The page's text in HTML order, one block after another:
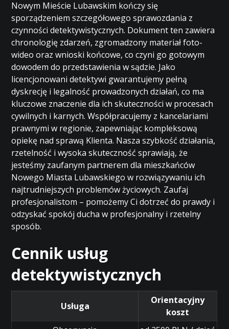
Nowym Mieście Lubawskim kończy się
sporządzeniem szczegółowego sprawozdania z
czynności detektywistycznych. Dokument ten zawiera
chronologię zdarzeń, zgromadzony materiał foto-
wideo oraz wnioski końcowe, co czyni go gotowym
dowodem do przedstawienia w sądzie. Jako
licencjonowani detektywi gwarantujemy pełną
dyskrecję i legalność prowadzonych działań, co ma
kluczowe znaczenie dla ich skuteczności w procesach
cywilnych i karnych. Współpracujemy z kancelariami
prawnymi w regionie, zapewniając kompleksową
opiekę nad sprawą Klienta. Nasza szybkość działania,
rzetelność i wysoka skuteczność sprawiają, że
jesteśmy zaufanym partnerem dla mieszkańców
Nowego Miasta Lubawskiego w rozwiązywaniu ich
najtrudniejszych problemów życiowych. Zaufaj
profesjonalistom – pomożemy Ci dotrzeć do prawdy i
odzyskać spokój ducha w profesjonalny i rzetelny
sposób.
Cennik usług
detektywistycznych
Usługa
Orientacyjny
koszt